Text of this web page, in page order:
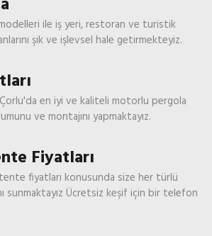
ile iş yeri, restoran ve turistik
şık ve işlevsel hale getirmekteyiz.
en iyi ve kaliteli motorlu pergola
ve montajını yapmaktayız.
Fiyatları
fiyatları konusunda size her türlü
sunmaktayız Ücretsiz keşif için bir telefon